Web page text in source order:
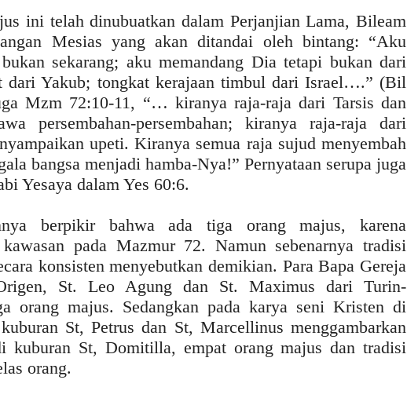
ini telah dinubuatkan dalam Perjanjian Lama, Bileam
Mesias yang akan ditandai oleh bintang: “Aku
sekarang; aku memandang Dia tetapi bukan dari
dari Yakub; tongkat kerajaan timbul dari Israel….” (Bil
Mzm 72:10-11, “… kiranya raja-raja dari Tarsis dan
persembahan-persembahan; kiranya raja-raja dari
upeti. Kiranya semua raja sujud menyembah
bangsa menjadi hamba-Nya!” Pernyataan serupa juga
Yesaya dalam Yes 60:6.
berpikir bahwa ada tiga orang majus, karena
pada Mazmur 72. Namun sebenarnya tradisi
konsisten menyebutkan demikian. Para Bapa Gereja
St. Leo Agung dan St. Maximus dari Turin-
orang majus. Sedangkan pada karya seni Kristen di
St, Petrus dan St, Marcellinus menggambarkan
kuburan St, Domitilla, empat orang majus dan tradisi
orang.